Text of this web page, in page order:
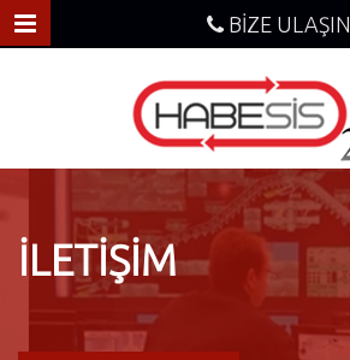
BİZE ULAŞIN
İLETİŞİM